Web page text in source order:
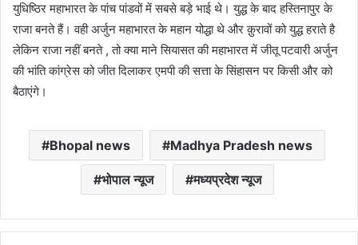
युधिष्ठिर महाभारत के पांच पांडवों में सबसे बड़े भाई थे। युद्ध के बाद हस्तिनापुर के
राजा बनते हैं। वही अर्जुन महाभारत के महान योद्धा थे और क़ुरावों को युद्ध हराते है
लेकिन राजा नहीं बनते , तो क्या माने सियासत की महाभारत में जीतू पटवारी अर्जुन
की भांति कांग्रेस को जीत दिलाकर एमपी की सत्ता के सिंहासन पर किसी और को
बैठाएंगे।
Bhopal news Madhya Pradesh news
भोपाल न्यूज मध्यप्रदेश न्यूज